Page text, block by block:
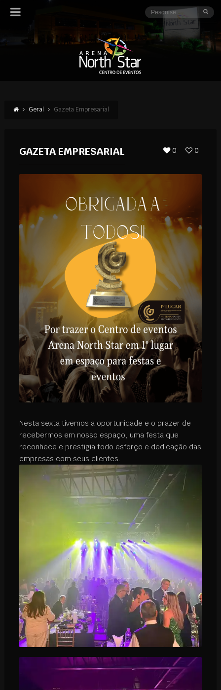
Geral Gazeta Empresarial
0 0
GAZETA EMPRESARIAL
Nesta sexta tivemos a oportunidade e o prazer de
recebermos em nosso espaço, uma festa que
reconhece e prestigia todo esforço e dedicação das
empresas com seus clientes.